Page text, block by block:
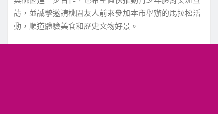
訪，並誠摯邀請桃園友人前來參加本市舉辦的馬拉松活
動，順道體驗美食和歷史文物好景。